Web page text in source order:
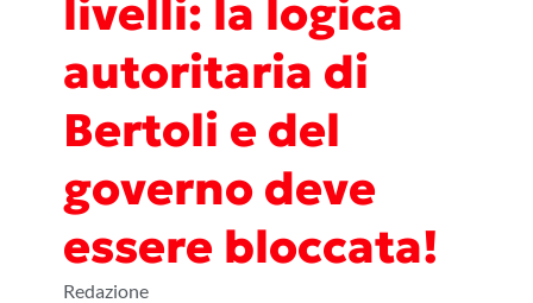
livelli: la logica
autoritaria di
Bertoli e del
governo deve
essere bloccata!
Redazione